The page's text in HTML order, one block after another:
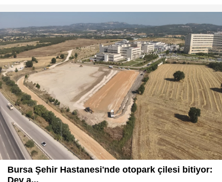
Bursa Şehir Hastanesi'nde otopark çilesi bitiyor:
Dev a...